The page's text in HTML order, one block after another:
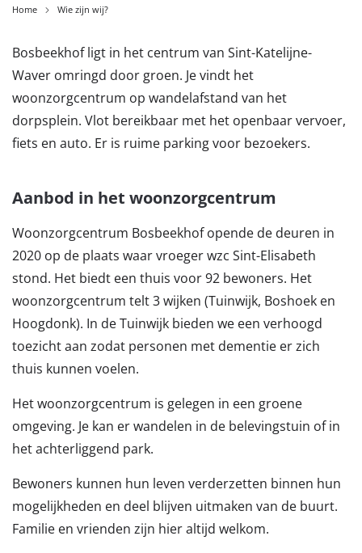
Home Wie zijn wij?
Bosbeekhof ligt in het centrum van Sint-Katelijne-
Waver omringd door groen. Je vindt het
woonzorgcentrum op wandelafstand van het
dorpsplein. Vlot bereikbaar met het openbaar vervoer,
fiets en auto. Er is ruime parking voor bezoekers.
Aanbod in het woonzorgcentrum
Woonzorgcentrum Bosbeekhof opende de deuren in
2020 op de plaats waar vroeger wzc Sint-Elisabeth
stond. Het biedt een thuis voor 92 bewoners. Het
woonzorgcentrum telt 3 wijken (Tuinwijk, Boshoek en
Hoogdonk). In de Tuinwijk bieden we een verhoogd
toezicht aan zodat personen met dementie er zich
thuis kunnen voelen.
Het woonzorgcentrum is gelegen in een groene
omgeving. Je kan er wandelen in de belevingstuin of in
het achterliggend park.
Bewoners kunnen hun leven verderzetten binnen hun
mogelijkheden en deel blijven uitmaken van de buurt.
Familie en vrienden zijn hier altijd welkom.